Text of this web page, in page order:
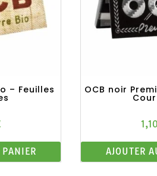
– Feuilles OCB noir
AJOUTER